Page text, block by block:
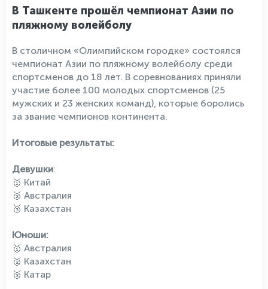
В Ташкенте прошёл чемпионат Азии по
пляжному волейболу
В столичном «Олимпийском городке» состоялся
чемпионат Азии по пляжному волейболу среди
спортсменов до 18 лет. В соревнованиях приняли
участие более 100 молодых спортсменов (25
мужских и 23 женских команд), которые боролись
за звание чемпионов континента.
Итоговые результаты:
Девушки:
🥇 Китай
🥈 Австралия
🥉 Казахстан
Юноши:
🥇 Австралия
🥈 Казахстан
🥉 Катар